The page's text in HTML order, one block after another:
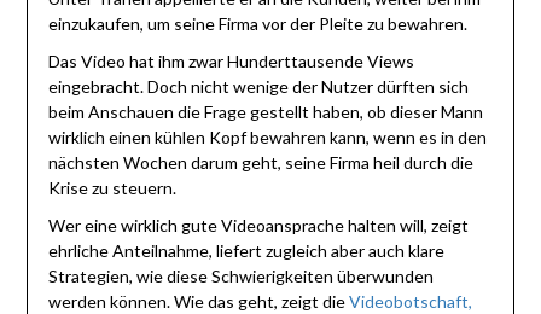
einzukaufen, um seine Firma vor der Pleite zu bewahren.
Das Video hat ihm zwar Hunderttausende Views
eingebracht. Doch nicht wenige der Nutzer dürften sich
beim Anschauen die Frage gestellt haben, ob dieser Mann
wirklich einen kühlen Kopf bewahren kann, wenn es in den
nächsten Wochen darum geht, seine Firma heil durch die
Krise zu steuern.
Wer eine wirklich gute Videoansprache halten will, zeigt
ehrliche Anteilnahme, liefert zugleich aber auch klare
Strategien, wie diese Schwierigkeiten überwunden
werden können. Wie das geht, zeigt dieVideobotschaft,